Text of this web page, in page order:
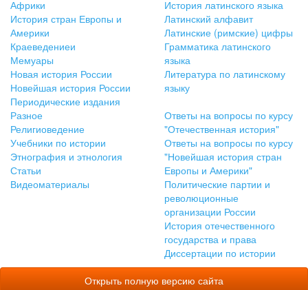
Африки
История стран Европы и
Америки
Краеведениеи
Мемуары
Новая история России
Новейшая история России
Периодические издания
Разное
Религиоведение
Учебники по истории
Этнография и этнология
Статьи
Видеоматериалы
История латинского языка
Латинский алфавит
Латинские (римские) цифры
Грамматика латинского
языка
Литература по латинскому
языку
Ответы на вопросы по курсу
"Отечественная история"
Ответы на вопросы по курсу
"Новейшая история стран
Европы и Америки"
Политические партии и
революционные
организации России
История отечественного
государства и права
Диссертации по истории
Открыть полную версию сайта